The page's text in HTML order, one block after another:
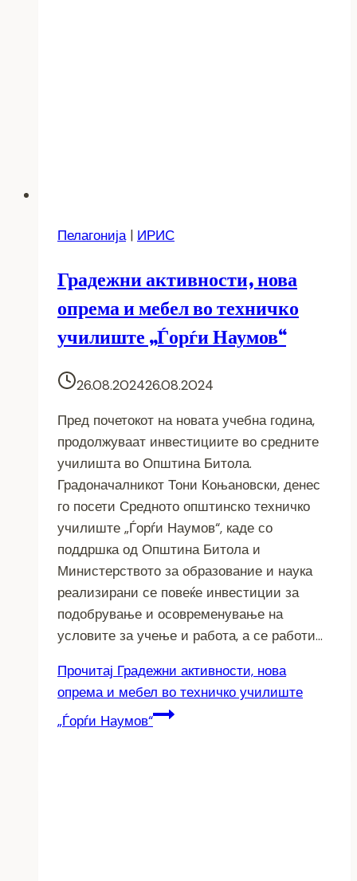
Пелагонија| ИРИС
Градежни активности, нова
опрема и мебел во техничко
училиште „Ѓорѓи Наумов“
26.08.202426.08.2024
Пред почетокот на новата учебна година,
продолжуваат инвестициите во средните
училишта во Општина Битола.
Градоначалникот Тони Коњановски, денес
го посети Средното општинско техничко
училиште „Ѓорѓи Наумов“, каде со
поддршка од Општина Битола и
Министерството за образование и наука
реализирани се повеќе инвестиции за
подобрување и осовременување на
условите за учење и работа, а се работи…
Прочитај Градежни активности, нова
опрема и мебел во техничко училиште
„Ѓорѓи Наумов“